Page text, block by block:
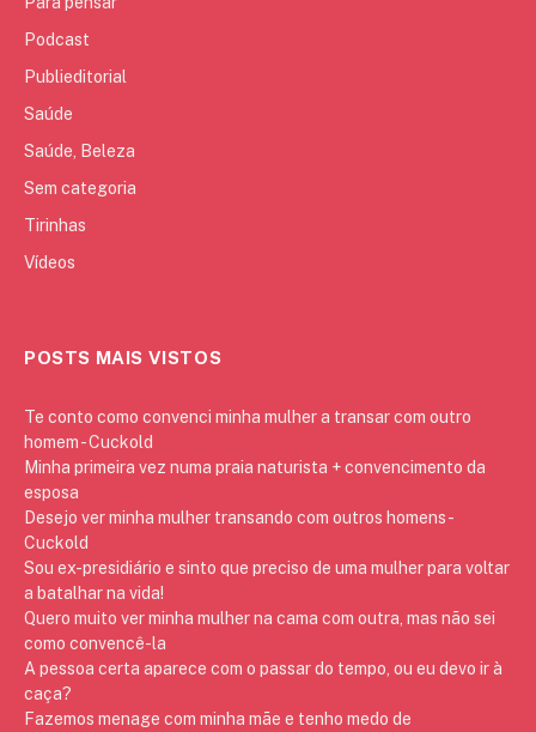
Podcast
Publieditorial
Saúde
Saúde, Beleza
Sem categoria
Tirinhas
Vídeos
POSTS MAIS VISTOS
Te conto como convenci minha mulher a transar com outro
homem - Cuckold
Minha primeira vez numa praia naturista + convencimento da
esposa
Desejo ver minha mulher transando com outros homens -
Cuckold
Sou ex-presidiário e sinto que preciso de uma mulher para voltar
a batalhar na vida!
Quero muito ver minha mulher na cama com outra, mas não sei
como convencê-la
A pessoa certa aparece com o passar do tempo, ou eu devo ir à
caça?
Fazemos menage com minha mãe e tenho medo de